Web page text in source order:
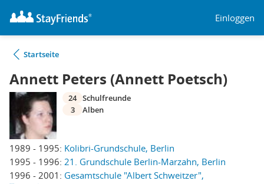
Einloggen
Startseite
Annett Peters (Annett Poetsch)
1989 - 1995: Kolibri-Grundschule, Berlin
1995 - 1996: 21. Grundschule Berlin-Marzahn, Berlin
1996 - 2001: Gesamtschule "Albert Schweitzer",
24 Schulfreunde
3
Alben